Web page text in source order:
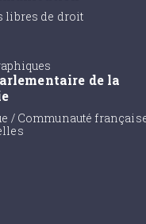
libres de droit
de la
/ Communauté